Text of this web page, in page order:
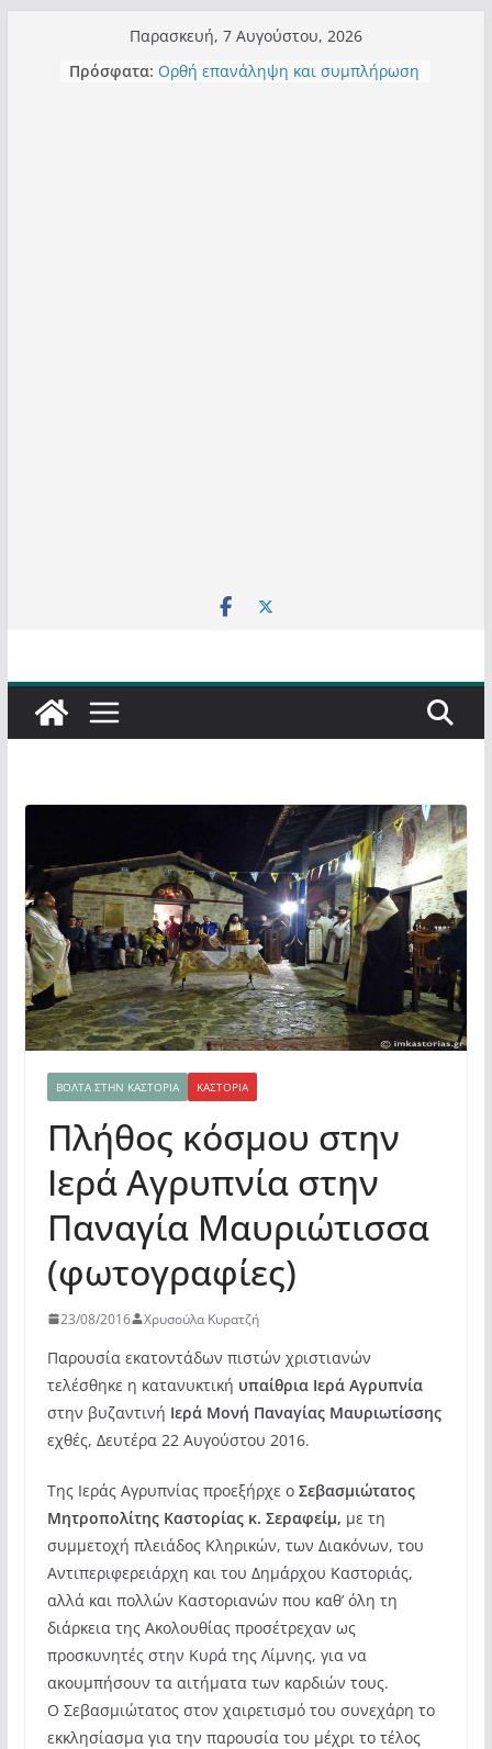
περιεχόμενο
Παρασκευή, 7 Αυγούστου, 2026
Πρόσφατα: Τα μεγάλα έργα – επιτυχίες που
ΒΌΛΤΑ ΣΤΗΝ ΚΑΣΤΟΡΙΆ ΚΑΣΤΟΡΙΆ
Πλήθος κόσμου στην
Ιερά Αγρυπνία στην
Παναγία Μαυριώτισσα
(φωτογραφίες)
23/08/2016 Χρυσούλα Κυρατζή
Παρουσία εκατοντάδων πιστών χριστιανών
τελέσθηκε η κατανυκτική υπαίθρια Ιερά Αγρυπνία
στην βυζαντινή Ιερά Μονή Παναγίας Μαυριωτίσσης
εχθές, Δευτέρα 22 Αυγούστου 2016.
Της Ιεράς Αγρυπνίας προεξήρχε ο Σεβασμιώτατος
Μητροπολίτης Καστορίας κ. Σεραφείμ, με τη
συμμετοχή πλειάδος Κληρικών, των Διακόνων, του
Αντιπεριφερειάρχη και του Δημάρχου Καστοριάς,
αλλά και πολλών Καστοριανών που καθ’ όλη τη
διάρκεια της Ακολουθίας προσέτρεχαν ως
προσκυνητές στην Κυρά της Λίμνης, για να
ακουμπήσουν τα αιτήματα των καρδιών τους.
Ο Σεβασμιώτατος στον χαιρετισμό του συνεχάρη το
εκκλησίασμα για την παρουσία του μέχρι το τέλος